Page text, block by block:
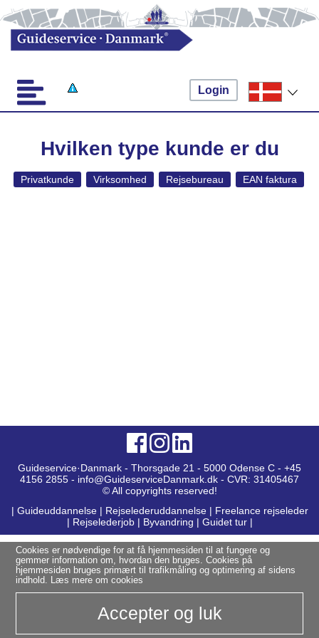
Login
Hvilken type kunde er du
Privatkunde Virksomhed Rejsebureau EAN faktura
Guideservice·Danmark - Thorsgade 21 - 5000 Odense C - +45
4156 2855 - info@GuideserviceDanmark.dk - CVR: 31405467
© All copyrights reserved!
| Guideuddannelse | Rejselederuddannelse | Freelance rejseleder
| Rejselederjob| Byvandring | Guidet tur|
Cookies er nødvendige for at få hjemmesiden til at fungere og
gemmer information om, hvordan den bruges. Cookies på
hjemmesiden bruges primært til trafikmåling og optimering af sidens
indhold. Læs mere om cookies
Accepter og luk